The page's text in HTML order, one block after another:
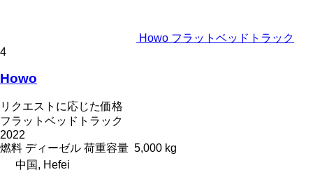
Howo フラットベッドトラック
4
Howo
リクエストに応じた価格
フラットベッドトラック
2022
燃料 ディーゼル 荷重容量 5,000 kg
中国, Hefei